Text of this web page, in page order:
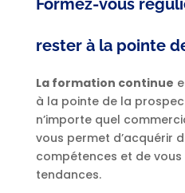
Formez-vous
rester à la pointe
La formation continue
à la pointe de la
n’importe quel
vous permet d’acquérir
compétences et de
tendances.